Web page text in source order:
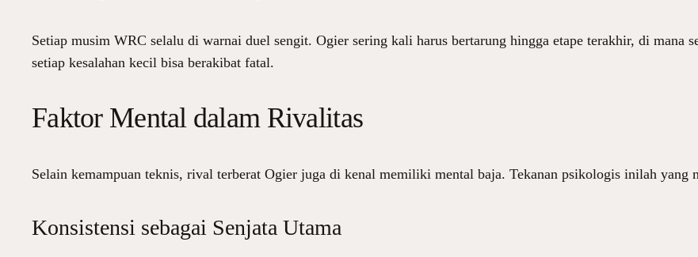
Setiap musim WRC selalu di warnai duel sengit. Ogier sering kali harus bertarung hingga etape terakhir, di
setiap kesalahan kecil bisa berakibat fatal.
Faktor Mental dalam Rivalitas
Selain kemampuan teknis, rival terberat Ogier juga di kenal memiliki mental baja. Tekanan psikologis inilah yang
Konsistensi sebagai Senjata Utama